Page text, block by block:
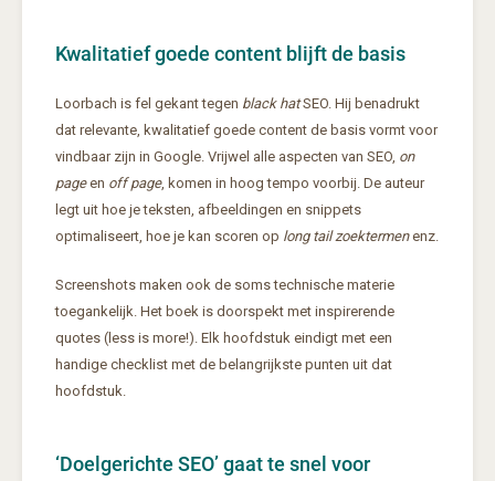
Kwalitatief goede content blijft de basis
Loorbach is fel gekant tegen black hatSEO. Hij benadrukt
dat relevante, kwalitatief goede content de basis vormt voor
vindbaar zijn in Google. Vrijwel alle aspecten van SEO, on
pageen off page, komen in hoog tempo voorbij. De auteur
legt uit hoe je teksten, afbeeldingen en snippets
optimaliseert, hoe je kan scoren op long tail zoektermenenz.
Screenshots maken ook de soms technische materie
toegankelijk. Het boek is doorspekt met inspirerende
quotes (less is more!). Elk hoofdstuk eindigt met een
handige checklist met de belangrijkste punten uit dat
hoofdstuk.
‘Doelgerichte SEO’ gaat te snel voor